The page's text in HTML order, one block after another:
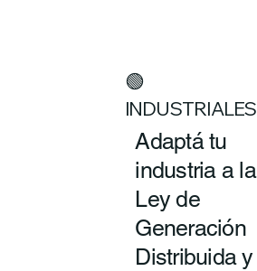
🟢
INDUSTRIALES
Adaptá tu
industria a la
Ley de
Generación
Distribuida y